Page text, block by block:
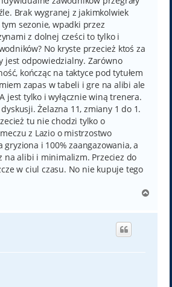
Brak wygranej z jakimkolwiek
sezonie, wpadki przez
z dolnej cześci to tylko i
No kryste przecież ktoś za
jest odpowiedzialny. Zarówno
kończąc na taktyce pod tytułem
zapas w tabeli i gre na alibi ale
jest tylko i wyłącznie winą trenera.
Żelazna 11, zmiany 1 do 1.
tu nie chodzi tylko o
z Lazio o mistrzostwo
i 100% zaangazowania, a
na alibi i minimalizm. Przeciez do
w ciul czasu. No nie kupuje tego
g